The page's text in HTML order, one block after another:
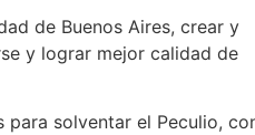
de Buenos Aires, crear y
y lograr mejor calidad de
solventar el Peculio,